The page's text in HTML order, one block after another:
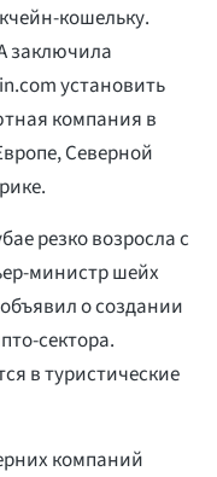
кошельку.
заключила
установить
компания в
Северной
резко возросла с
министр шейх
о создании
сектора.
в туристические
компаний